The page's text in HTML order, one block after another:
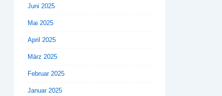
Juni 2025
Mai 2025
April 2025
März 2025
Februar 2025
Januar 2025